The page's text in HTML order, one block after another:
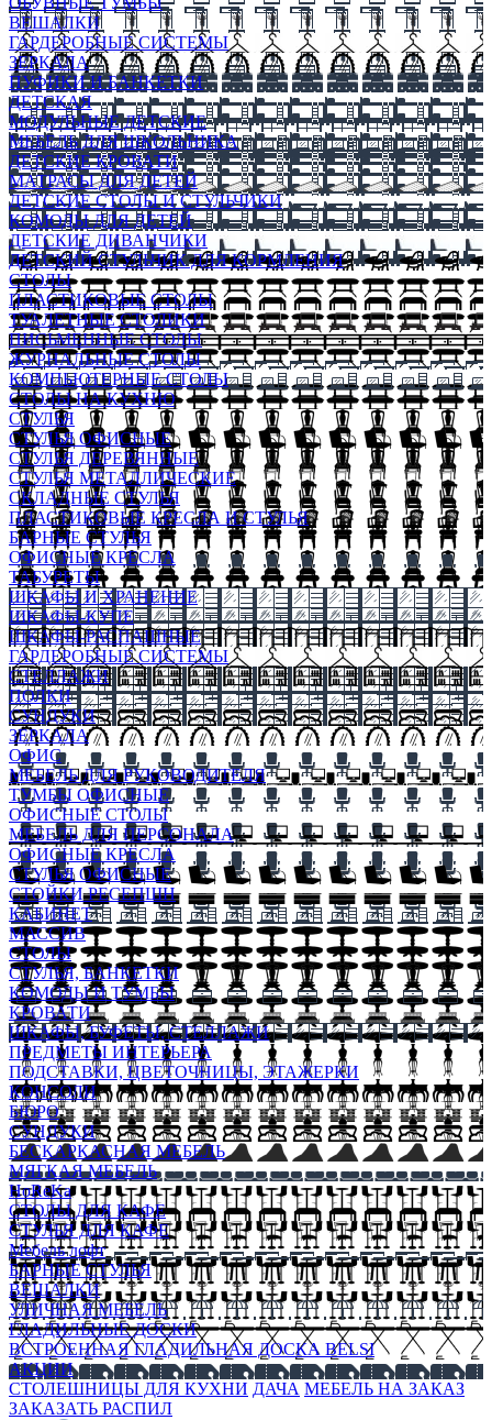
ВЕШАЛКИ
ГАРДЕРОБНЫЕ СИСТЕМЫ
ЗЕРКАЛА
ПУФИКИ И БАНКЕТКИ
ДЕТСКАЯ
МОДУЛЬНЫЕ ДЕТСКИЕ
МЕБЕЛЬ ДЛЯ ШКОЛЬНИКА
ДЕТСКИЕ КРОВАТИ
МАТРАСЫ ДЛЯ ДЕТЕЙ
ДЕТСКИЕ СТОЛЫ И СТУЛЬЧИКИ
КОМОДЫ ДЛЯ ДЕТЕЙ
ДЕТСКИЕ ДИВАНЧИКИ
ДЕТСКИЙ СТУЛЬЧИК ДЛЯ КОРМЛЕНИЯ
СТОЛЫ
ПЛАСТИКОВЫЕ СТОЛЫ
ТУАЛЕТНЫЕ СТОЛИКИ
ПИСЬМЕННЫЕ СТОЛЫ
ЖУРНАЛЬНЫЕ СТОЛЫ
КОМПЬЮТЕРНЫЕ СТОЛЫ
СТОЛЫ НА КУХНЮ
СТУЛЬЯ
СТУЛЬЯ ОФИСНЫЕ
СТУЛЬЯ ДЕРЕВЯННЫЕ
СТУЛЬЯ МЕТАЛЛИЧЕСКИЕ
СКЛАДНЫЕ СТУЛЬЯ
ПЛАСТИКОВЫЕ КРЕСЛА И СТУЛЬЯ
БАРНЫЕ СТУЛЬЯ
ОФИСНЫЕ КРЕСЛА
ТАБУРЕТЫ
ШКАФЫ И ХРАНЕНИЕ
ШКАФЫ-КУПЕ
ШКАФЫ-РАСПАШНЫЕ
ГАРДЕРОБНЫЕ СИСТЕМЫ
СТЕЛЛАЖИ
ПОЛКИ
СУНДУКИ
ЗЕРКАЛА
ОФИС
МЕБЕЛЬ ДЛЯ РУКОВОДИТЕЛЯ
ТУМБЫ ОФИСНЫЕ
ОФИСНЫЕ СТОЛЫ
МЕБЕЛЬ ДЛЯ ПЕРСОНАЛА
ОФИСНЫЕ КРЕСЛА
СТУЛЬЯ ОФИСНЫЕ
СТОЙКИ РЕСЕПШН
КАБИНЕТ
МАССИВ
СТОЛЫ
СТУЛЬЯ, БАНКЕТКИ
КОМОДЫ И ТУМБЫ
КРОВАТИ
ШКАФЫ, БУФЕТЫ, СТЕЛЛАЖИ
ПРЕДМЕТЫ ИНТЕРЬЕРА
ПОДСТАВКИ, ЦВЕТОЧНИЦЫ, ЭТАЖЕРКИ
КОНСОЛИ
БЮРО
СУНДУКИ
БЕСКАРКАСНАЯ МЕБЕЛЬ
МЯГКАЯ МЕБЕЛЬ
HoReKa
СТОЛЫ ДЛЯ КАФЕ
СТУЛЬЯ ДЛЯ КАФЕ
Мебель лофт
БАРНЫЕ СТУЛЬЯ
ВЕШАЛКИ
УЛИЧНАЯ МЕБЕЛЬ
ГЛАДИЛЬНЫЕ ДОСКИ
ВСТРОЕННАЯ ГЛАДИЛЬНАЯ ДОСКА BELSI
АКЦИИ
СТОЛЕШНИЦЫ ДЛЯ КУХНИ ДАЧА МЕБЕЛЬ НА ЗАКАЗ
ЗАКАЗАТЬ РАСПИЛ